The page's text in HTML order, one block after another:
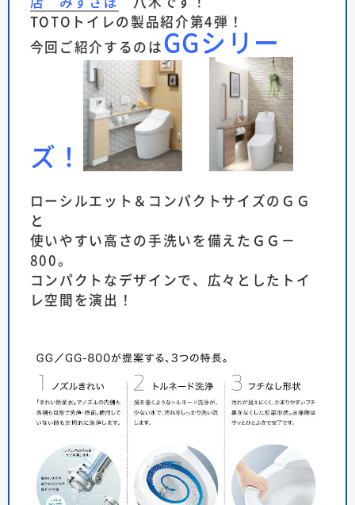
TOTOトイレの製品紹介第4弾！
今回ご紹介するのはGGシリー
ズ！
ローシルエット＆コンパクトサイズのＧＧ
と
使いやすい高さの手洗いを備えたＧＧ－
800。
コンパクトなデザインで、広々としたトイ
レ空間を演出！